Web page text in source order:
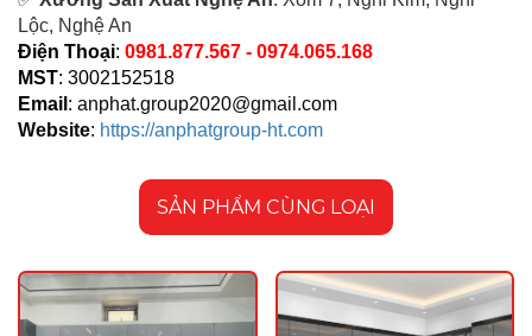
Lộc, Nghệ An
Điện Thoại: 0981.877.567 - 0974.065.168
MST: 3002152518
Email : anphat.group2020@gmail.com
Website: https://anphatgroup-ht.com
SẢN PHẨM CÙNG LOẠI